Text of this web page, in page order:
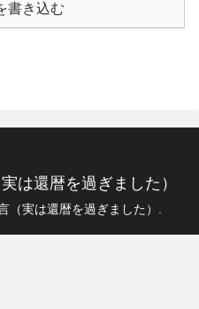
書き込む
は還暦を過ぎました）
実は還暦を過ぎました）.